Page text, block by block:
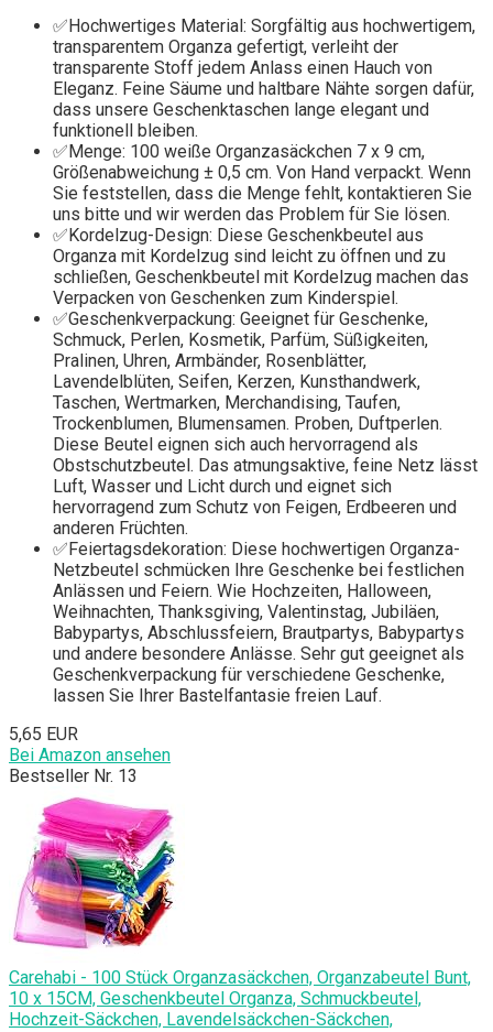
✅Hochwertiges Material: Sorgfältig aus hochwertigem,
transparentem Organza gefertigt, verleiht der
transparente Stoff jedem Anlass einen Hauch von
Eleganz. Feine Säume und haltbare Nähte sorgen dafür,
dass unsere Geschenktaschen lange elegant und
funktionell bleiben.
✅Menge: 100 weiße Organzasäckchen 7 x 9 cm,
Größenabweichung ± 0,5 cm. Von Hand verpackt. Wenn
Sie feststellen, dass die Menge fehlt, kontaktieren Sie
uns bitte und wir werden das Problem für Sie lösen.
✅Kordelzug-Design: Diese Geschenkbeutel aus
Organza mit Kordelzug sind leicht zu öffnen und zu
schließen, Geschenkbeutel mit Kordelzug machen das
Verpacken von Geschenken zum Kinderspiel.
✅Geschenkverpackung: Geeignet für Geschenke,
Schmuck, Perlen, Kosmetik, Parfüm, Süßigkeiten,
Pralinen, Uhren, Armbänder, Rosenblätter,
Lavendelblüten, Seifen, Kerzen, Kunsthandwerk,
Taschen, Wertmarken, Merchandising, Taufen,
Trockenblumen, Blumensamen. Proben, Duftperlen.
Diese Beutel eignen sich auch hervorragend als
Obstschutzbeutel. Das atmungsaktive, feine Netz lässt
Luft, Wasser und Licht durch und eignet sich
hervorragend zum Schutz von Feigen, Erdbeeren und
anderen Früchten.
✅Feiertagsdekoration: Diese hochwertigen Organza-
Netzbeutel schmücken Ihre Geschenke bei festlichen
Anlässen und Feiern. Wie Hochzeiten, Halloween,
Weihnachten, Thanksgiving, Valentinstag, Jubiläen,
Babypartys, Abschlussfeiern, Brautpartys, Babypartys
und andere besondere Anlässe. Sehr gut geeignet als
Geschenkverpackung für verschiedene Geschenke,
lassen Sie Ihrer Bastelfantasie freien Lauf.
5,65 EUR
Bei Amazon ansehen
Bestseller Nr. 13
Carehabi - 100 Stück Organzasäckchen, Organzabeutel Bunt,
10 x 15CM, Geschenkbeutel Organza, Schmuckbeutel,
Hochzeit-Säckchen, Lavendelsäckchen-Säckchen,